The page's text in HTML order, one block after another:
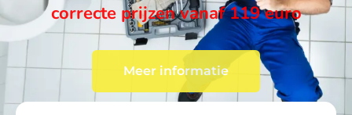
correcte prijzen vanaf 119 euro
Meer informatie